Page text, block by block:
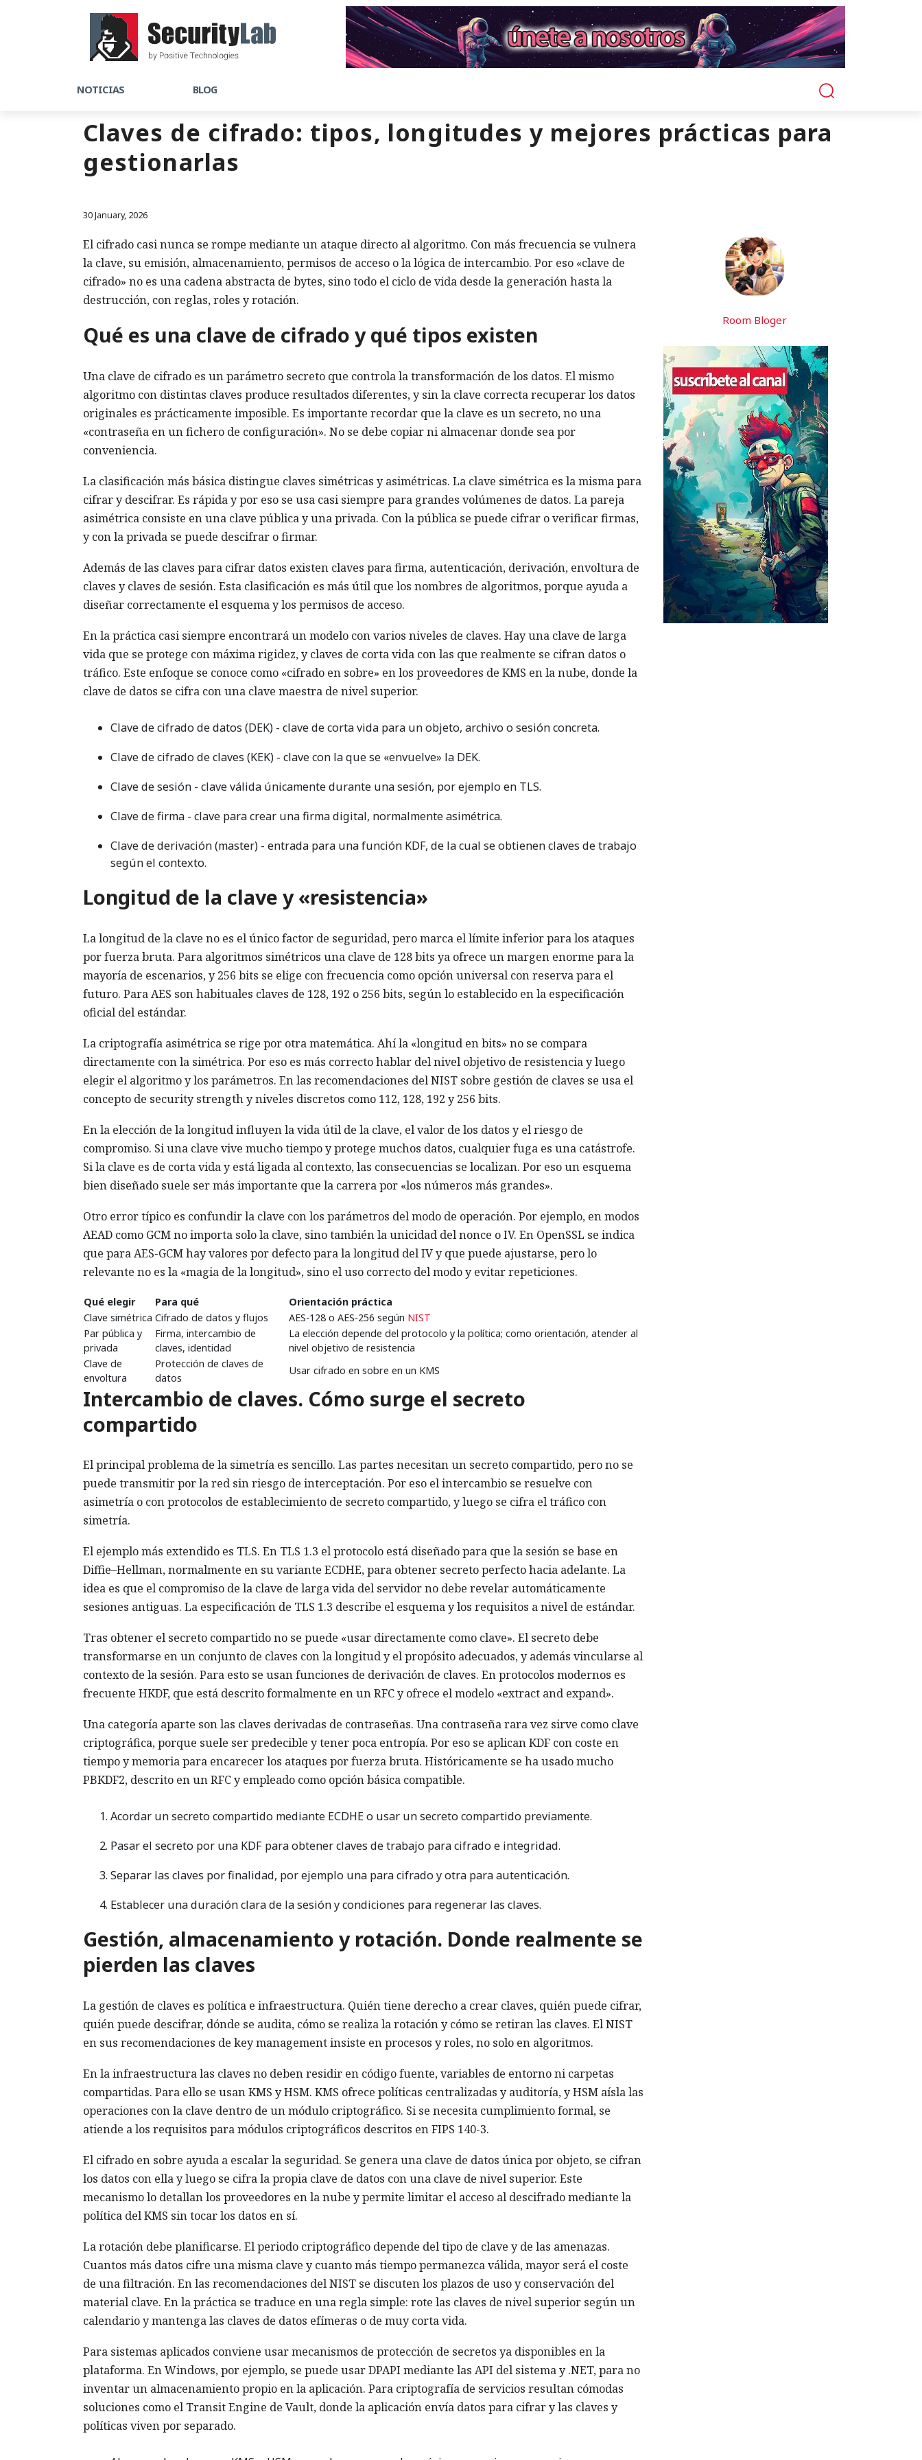
NOTICIAS BLOG
Claves de cifrado: tipos, longitudes y mejores prácticas para
gestionarlas
30 January, 2026
El cifrado casi nunca se rompe mediante un ataque directo al algoritmo. Con más frecuencia se vulnera
la clave, su emisión, almacenamiento, permisos de acceso o la lógica de intercambio. Por eso «clave de
cifrado» no es una cadena abstracta de bytes, sino todo el ciclo de vida desde la generación hasta la
destrucción, con reglas, roles y rotación.
Qué es una clave de cifrado y qué tipos existen
Una clave de cifrado es un parámetro secreto que controla la transformación de los datos. El mismo
algoritmo con distintas claves produce resultados diferentes, y sin la clave correcta recuperar los datos
originales es prácticamente imposible. Es importante recordar que la clave es un secreto, no una
«contraseña en un fichero de configuración». No se debe copiar ni almacenar donde sea por
conveniencia.
La clasificación más básica distingue claves simétricas y asimétricas. La clave simétrica es la misma para
cifrar y descifrar. Es rápida y por eso se usa casi siempre para grandes volúmenes de datos. La pareja
asimétrica consiste en una clave pública y una privada. Con la pública se puede cifrar o verificar firmas,
y con la privada se puede descifrar o firmar.
Además de las claves para cifrar datos existen claves para firma, autenticación, derivación, envoltura de
claves y claves de sesión. Esta clasificación es más útil que los nombres de algoritmos, porque ayuda a
diseñar correctamente el esquema y los permisos de acceso.
En la práctica casi siempre encontrará un modelo con varios niveles de claves. Hay una clave de larga
vida que se protege con máxima rigidez, y claves de corta vida con las que realmente se cifran datos o
tráfico. Este enfoque se conoce como «cifrado en sobre» en los proveedores de KMS en la nube, donde la
clave de datos se cifra con una clave maestra de nivel superior.
Clave de cifrado de datos (DEK) - clave de corta vida para un objeto, archivo o sesión concreta.
Clave de cifrado de claves (KEK) - clave con la que se «envuelve» la DEK.
Clave de sesión - clave válida únicamente durante una sesión, por ejemplo en TLS.
Clave de firma - clave para crear una firma digital, normalmente asimétrica.
Clave de derivación (master) - entrada para una función KDF, de la cual se obtienen claves de trabajo
según el contexto.
Longitud de la clave y «resistencia»
La longitud de la clave no es el único factor de seguridad, pero marca el límite inferior para los ataques
por fuerza bruta. Para algoritmos simétricos una clave de 128 bits ya ofrece un margen enorme para la
mayoría de escenarios, y 256 bits se elige con frecuencia como opción universal con reserva para el
futuro. Para AES son habituales claves de 128, 192 o 256 bits, según lo establecido en la especificación
oficial del estándar.
La criptografía asimétrica se rige por otra matemática. Ahí la «longitud en bits» no se compara
directamente con la simétrica. Por eso es más correcto hablar del nivel objetivo de resistencia y luego
elegir el algoritmo y los parámetros. En las recomendaciones del NIST sobre gestión de claves se usa el
concepto de security strength y niveles discretos como 112, 128, 192 y 256 bits.
En la elección de la longitud influyen la vida útil de la clave, el valor de los datos y el riesgo de
compromiso. Si una clave vive mucho tiempo y protege muchos datos, cualquier fuga es una catástrofe.
Si la clave es de corta vida y está ligada al contexto, las consecuencias se localizan. Por eso un esquema
bien diseñado suele ser más importante que la carrera por «los números más grandes».
Otro error típico es confundir la clave con los parámetros del modo de operación. Por ejemplo, en modos
AEAD como GCM no importa solo la clave, sino también la unicidad del nonce o IV. En OpenSSL se indica
que para AES-GCM hay valores por defecto para la longitud del IV y que puede ajustarse, pero lo
relevante no es la «magia de la longitud», sino el uso correcto del modo y evitar repeticiones.
Qué elegir Para qué
Orientación práctica
Clave simétrica Cifrado de datos y flujos AES-128 o AES-256 según NIST
Par pública y
privada
Firma, intercambio de
claves, identidad
La elección depende del protocolo y la política; como orientación, atender al
nivel objetivo de resistencia
Clave de
envoltura
Protección de claves de
datos
Usar cifrado en sobre en un KMS
Intercambio de claves. Cómo surge el secreto
compartido
El principal problema de la simetría es sencillo. Las partes necesitan un secreto compartido, pero no se
puede transmitir por la red sin riesgo de interceptación. Por eso el intercambio se resuelve con
asimetría o con protocolos de establecimiento de secreto compartido, y luego se cifra el tráfico con
simetría.
El ejemplo más extendido es TLS. En TLS 1.3 el protocolo está diseñado para que la sesión se base en
Diffie–Hellman, normalmente en su variante ECDHE, para obtener secreto perfecto hacia adelante. La
idea es que el compromiso de la clave de larga vida del servidor no debe revelar automáticamente
sesiones antiguas. La especificación de TLS 1.3 describe el esquema y los requisitos a nivel de estándar.
Tras obtener el secreto compartido no se puede «usar directamente como clave». El secreto debe
transformarse en un conjunto de claves con la longitud y el propósito adecuados, y además vincularse al
contexto de la sesión. Para esto se usan funciones de derivación de claves. En protocolos modernos es
frecuente HKDF, que está descrito formalmente en un RFC y ofrece el modelo «extract and expand».
Una categoría aparte son las claves derivadas de contraseñas. Una contraseña rara vez sirve como clave
criptográfica, porque suele ser predecible y tener poca entropía. Por eso se aplican KDF con coste en
tiempo y memoria para encarecer los ataques por fuerza bruta. Históricamente se ha usado mucho
PBKDF2, descrito en un RFC y empleado como opción básica compatible.
Acordar un secreto compartido mediante ECDHE o usar un secreto compartido previamente.
Pasar el secreto por una KDF para obtener claves de trabajo para cifrado e integridad.
Separar las claves por finalidad, por ejemplo una para cifrado y otra para autenticación.
Establecer una duración clara de la sesión y condiciones para regenerar las claves.
Gestión, almacenamiento y rotación. Donde realmente se
pierden las claves
La gestión de claves es política e infraestructura. Quién tiene derecho a crear claves, quién puede cifrar,
quién puede descifrar, dónde se audita, cómo se realiza la rotación y cómo se retiran las claves. El NIST
en sus recomendaciones de key management insiste en procesos y roles, no solo en algoritmos.
En la infraestructura las claves no deben residir en código fuente, variables de entorno ni carpetas
compartidas. Para ello se usan KMS y HSM. KMS ofrece políticas centralizadas y auditoría, y HSM aísla las
operaciones con la clave dentro de un módulo criptográfico. Si se necesita cumplimiento formal, se
atiende a los requisitos para módulos criptográficos descritos en FIPS 140-3.
El cifrado en sobre ayuda a escalar la seguridad. Se genera una clave de datos única por objeto, se cifran
los datos con ella y luego se cifra la propia clave de datos con una clave de nivel superior. Este
mecanismo lo detallan los proveedores en la nube y permite limitar el acceso al descifrado mediante la
política del KMS sin tocar los datos en sí.
La rotación debe planificarse. El periodo criptográfico depende del tipo de clave y de las amenazas.
Cuantos más datos cifre una misma clave y cuanto más tiempo permanezca válida, mayor será el coste
de una filtración. En las recomendaciones del NIST se discuten los plazos de uso y conservación del
material clave. En la práctica se traduce en una regla simple: rote las claves de nivel superior según un
calendario y mantenga las claves de datos efímeras o de muy corta vida.
Para sistemas aplicados conviene usar mecanismos de protección de secretos ya disponibles en la
plataforma. En Windows, por ejemplo, se puede usar DPAPI mediante las API del sistema y .NET, para no
inventar un almacenamiento propio en la aplicación. Para criptografía de servicios resultan cómodas
soluciones como el Transit Engine de Vault, donde la aplicación envía datos para cifrar y las claves y
políticas viven por separado.
Room Bloger